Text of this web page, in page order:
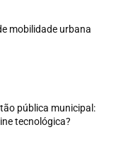
mobilidade urbana
pública municipal:
tecnológica?